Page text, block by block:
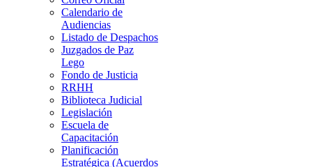
Calendario de
Audiencias
Listado de Despachos
Juzgados de Paz
Lego
Fondo de Justicia
RRHH
Biblioteca Judicial
Legislación
Escuela de
Capacitación
Planificación
Estratégica (Acuerdos